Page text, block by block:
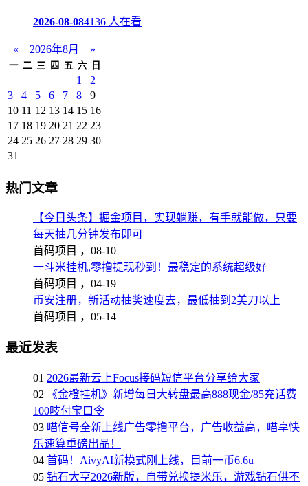
2026-08-084136 人在看
« 2026年8月 »
一 二 三 四 五 六 日
1
2
3
4 5 6 7 8
9
10 11 12 13 14 15 16
17 18 19 20 21 22 23
24 25 26 27 28 29 30
31
热门文章
【今日头条】掘金项目，实现躺赚，有手就能做，只要
每天抽几分钟发布即可
首码项目 ， 08-10
一斗米挂机,零撸提现秒到！最稳定的系统超级好
首码项目 ， 04-19
币安注册，新活动抽奖速度去，最低抽到2美刀以上
首码项目 ， 05-14
最近发表
01 2026最新云上Focus接码短信平台分享给大家
02
《金橙挂机》新增每日大转盘最高888现金/85充话费
100吱付宝口令
03 喵信号全新上线广告零撸平台，广告收益高，喵享快
乐速算重磅出品！
04 首码！AivyAI新模式刚上线，目前一币6.6u
05 钻石大亨2026新版，自带兑换提米乐，游戏钻石供不